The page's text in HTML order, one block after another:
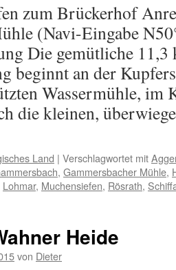
zum Brückerhof
(Navi-Eingabe
Die gemütliche 11,3
beginnt an der
Wassermühle, im
die kleinen,
Land | Verschlagwortet mit
, Gammersbacher Mühle,
Lohmar, Muchensiefen, Rösrath,
Heide
von Dieter